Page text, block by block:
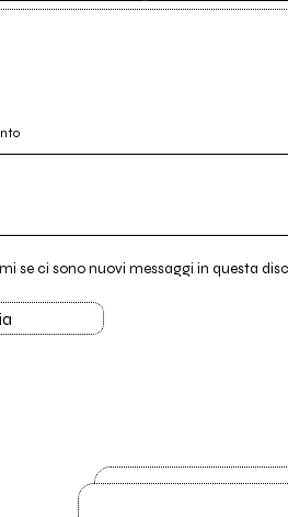
se ci sono nuovi messaggi in questa